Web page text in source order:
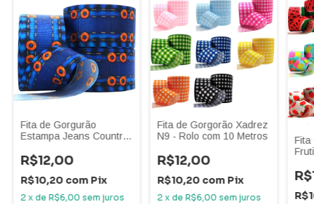
Fita de Gorgurão
Estampa Jeans Country
R$12,00
R$10,20 com Pix
2 x de R$6,00 sem juros
Fita de Gorgorão Xadrez
N9 - Rolo com 10 Metros
R$12,00
R$10,20 com Pix
2 x deR$6,00 sem juros
Fita